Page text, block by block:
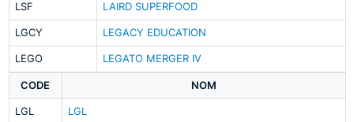
LSF LAIRD SUPERFOOD
LGCY LEGACY EDUCATION
LEGO LEGATO MERGER IV
CODE NOM
LGL LGL